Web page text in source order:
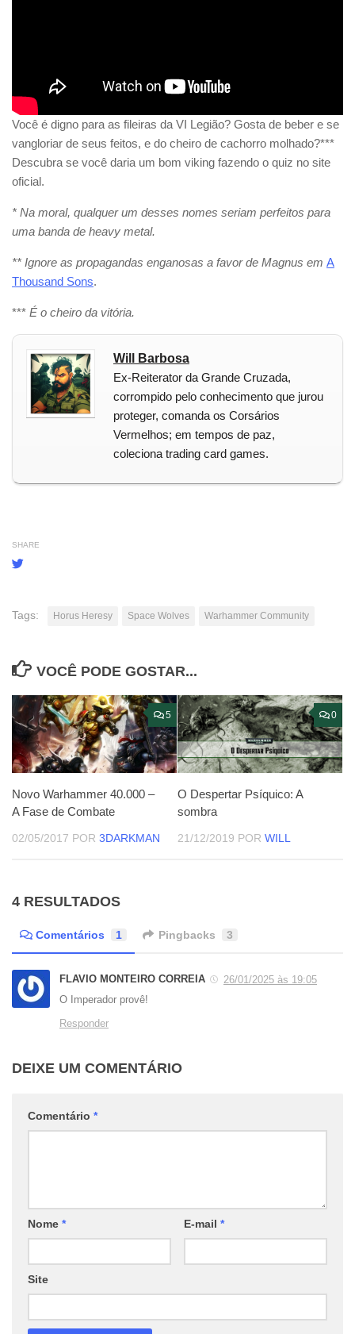
Você é digno para as fileiras da VI Legião? Gosta de beber e se
vangloriar de seus feitos, e do cheiro de cachorro molhado?***
Descubra se você daria um bom viking fazendo o quiz no site
oficial.
* Na moral, qualquer um desses nomes seriam perfeitos para
uma banda de heavy metal.
** Ignore as propagandas enganosas a favor de Magnus em A
Thousand Sons.
*** É o cheiro da vitória.
Will Barbosa
Ex-Reiterator da Grande Cruzada,
corrompido pelo conhecimento que jurou
proteger, comanda os Corsários
Vermelhos; em tempos de paz,
coleciona trading card games.
SHARE
Tags: Horus Heresy Space Wolves Warhammer Community
VOCÊ PODE GOSTAR...
5
Novo Warhammer 40.000 –
A Fase de Combate
02/05/2017 POR 3DARKMAN
0
O Despertar Psíquico: A
sombra
21/12/2019 POR WILL
4 RESULTADOS
Comentários 1 Pingbacks 3
FLAVIO MONTEIRO CORREIA
26/01/2025 às 19:05
O Imperador provê!
Responder
DEIXE UM COMENTÁRIO
Comentário *
Nome * E-mail *
Site